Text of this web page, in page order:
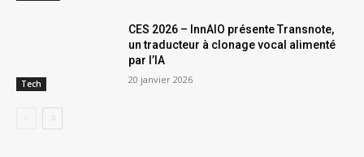
Tech
CES 2026 – InnAIO présente Transnote,
un traducteur à clonage vocal alimenté
par l’IA
20 janvier 2026